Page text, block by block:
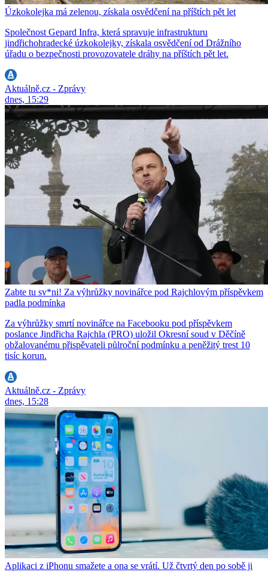
Úzkokolejka má zelenou, získala osvědčení na příštích pět let
Společnost Gepard Infra, která spravuje infrastrukturu
jindřichohradecké úzkokolejky, získala osvědčení od Drážního
úřadu o bezpečnosti provozovatele dráhy na příštích pět let.
Aktuálně.cz - Zprávy
dnes, 15:29
Zabte tu sv*ni! Za výhrůžky novinářce pod Rajchlovým příspěvkem
padla podmínka
Za výhrůžky smrtí novinářce na Facebooku pod příspěvkem
poslance Jindřicha Rajchla (PRO) uložil Okresní soud v Děčíně
obžalovanému přispěvateli půlroční podmínku a peněžitý trest 10
tisíc korun.
Aktuálně.cz - Zprávy
dnes, 15:28
Aplikaci z iPhonu smažete a ona se vrátí. Už čtvrtý den po sobě ji